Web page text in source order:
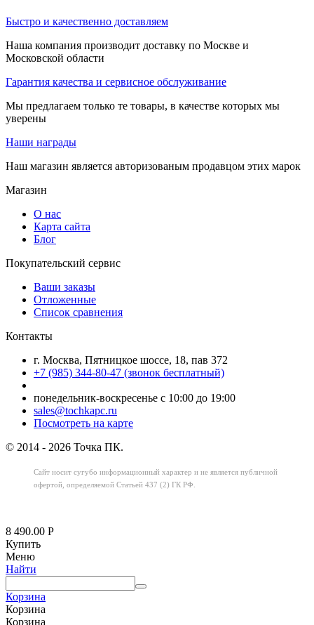
Быстро и качественно доставляем
Наша компания производит доставку по Москве и
Московской области
Гарантия качества и сервисное обслуживание
Мы предлагаем только те товары, в качестве которых мы
уверены
Наши награды
Наш магазин является авторизованым продавцом этих марок
Магазин
О нас
Карта сайта
Блог
Покупательский сервис
Ваши заказы
Отложенные
Список сравнения
Контакты
г. Москва, Пятницкое шоссе, 18, пав 372
+7 (985) 344-80-47 (звонок бесплатный)
понедельник-воскресенье с 10:00 до 19:00
sales@tochkapc.ru
Посмотреть на карте
© 2014 - 2026 Точка ПК.
Сайт носит сугубо информационный характер и не является публичной
офертой, определяемой Статьей 437 (2) ГК РФ.
8 490.00 Р
Купить
Меню
Найти
Корзина
Корзина
Корзина